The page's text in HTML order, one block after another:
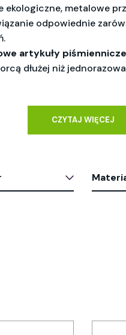
ekologiczne, metalowe
odpowiednie
artykuły piśmiennicze
dłużej niż
CZYTAJ WIĘCEJ